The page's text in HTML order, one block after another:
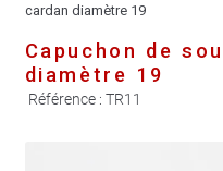
À propos
Garages partenaires
cardan diamètre 19
Capuchon de
diamètre 19
Référence : TR11